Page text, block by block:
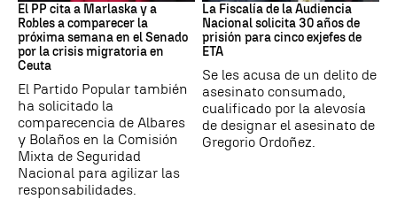
El PP cita a Marlaska y a
Robles a comparecer la
próxima semana en el Senado
por la crisis migratoria en
Ceuta
El Partido Popular también
ha solicitado la
comparecencia de Albares
y Bolaños en la Comisión
Mixta de Seguridad
Nacional para agilizar las
responsabilidades.
La Fiscalía de la Audiencia
Nacional solicita 30 años de
prisión para cinco exjefes de
ETA
Se les acusa de un delito de
asesinato consumado,
cualificado por la alevosía
de designar el asesinato de
Gregorio Ordoñez.